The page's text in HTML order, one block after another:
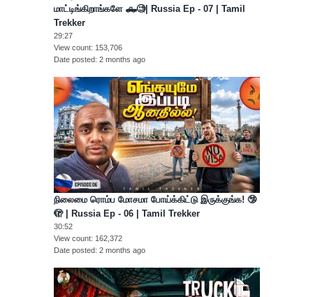
மாட்டிங்கிறாங்களே 🛻🧐| Russia Ep - 07 | Tamil
Trekker
29:27
View count
153,706
Date posted 2 months ago
நிலைமை ரொம்ப மோசமா போய்க்கிட்டு இருக்குங்க! 🤥
🫣 | Russia Ep - 06 | Tamil Trekker
30:52
View count
162,372
Date posted 2 months ago